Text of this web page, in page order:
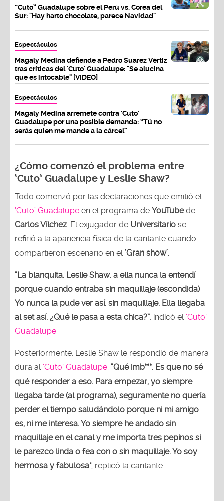
“Cuto” Guadalupe sobre el Perú vs. Corea del
Sur: "Hay harto chocolate, parece Navidad"
Espectáculos
Magaly Medina defiende a Pedro Suarez Vértiz
tras críticas del 'Cuto' Guadalupe: "Se alucina
que es intocable" [VIDEO]
Espectáculos
Magaly Medina arremete contra ‘Cuto’
Guadalupe por una posible demanda: “Tú no
serás quien me mande a la cárcel”
¿Cómo comenzó el problema entre
‘Cuto’ Guadalupe y Leslie Shaw?
Todo comenzó por las declaraciones que emitió el
‘Cuto’ Guadalupe en el programa de YouTubede
Carlos Vílchez . El exjugador de Universitario se
refirió a la apariencia física de la cantante cuando
compartieron escenario en el ‘Gran show’
“La blanquita, Leslie Shaw, a ella nunca la entendí
porque cuando entraba sin maquillaje (escondida)
Yo nunca la pude ver así, sin maquillaje. Ella llegaba
al set así. ¿Qué le pasa a esta chica?” , indicó el ‘Cuto’
Guadalupe
Posteriormente, Leslie Shaw le respondió de manera
dura al ‘Cuto’ Guadalupe: “Qué imb***. Es que no sé
qué responder a eso. Para empezar, yo siempre
llegaba tarde (al programa), seguramente no quería
perder el tiempo saludándolo porque ni mi amigo
es, ni me interesa. Yo siempre he andado sin
maquillaje en el canal y me importa tres pepinos si
le parezco linda o fea con o sin maquillaje. Yo soy
hermosa y fabulosa", replicó la cantante.